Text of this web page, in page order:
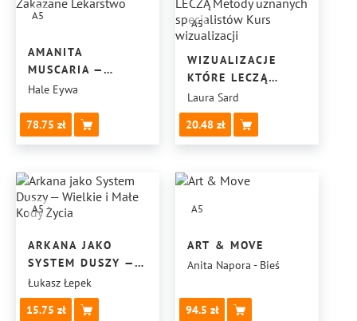
A5
AMANITA
MUSCARIA —
ZAKAZANE
Hale Eywa
78.75
A5
WIZUALIZACJE
KTÓRE LECZĄ
METODY
UZNANYCH
SPECJALISTÓW
KURS
Laura Sard
20.48
A5
ARKANA JAKO
SYSTEM DUSZY —
WIELKIE I MAŁE
KODY ŻYCIA
Łukasz Łepek
15.75
A5
ART & MOVE
Anita Napora - Bieś
94.5